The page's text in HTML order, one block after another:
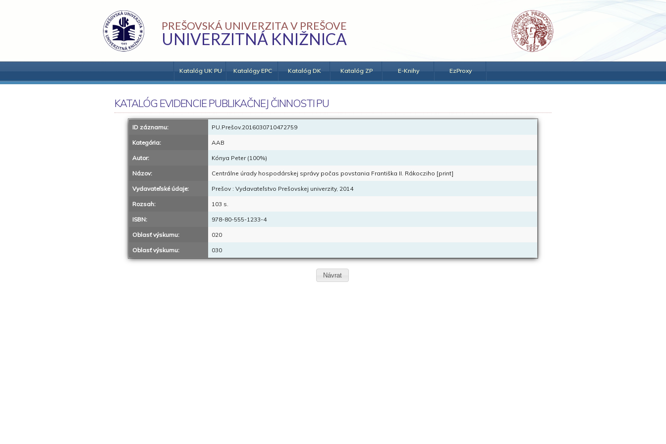
PREŠOVSKÁ UNIVERZITA V PREŠOVE
UNIVERZITNÁ KNIŽNICA
Katalóg UK PU Katalógy EPC Katalóg DK Katalóg ZP E-Knihy EzProxy
KATALÓG EVIDENCIE PUBLIKAČNEJ ČINNOSTI PU
ID záznamu: PU.Prešov.2016030710472759
Kategória: AAB
Autor: Kónya Peter (100%)
Názov: Centrálne úrady hospodárskej správy počas povstania Františka II. Rákocziho [print]
Vydavateľské údaje: Prešov : Vydavateľstvo Prešovskej univerzity, 2014
Rozsah: 103 s.
ISBN: 978-80-555-1233-4
Oblasť výskumu: 020
Oblasť výskumu: 030